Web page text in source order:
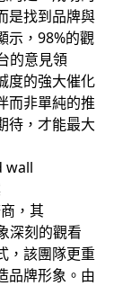
是找到品牌與
示，98%的觀
的意見領
度的強大催化
而非單純的推
待，才能最大
，其
深刻的觀看
，該團隊更重
品牌形象。由